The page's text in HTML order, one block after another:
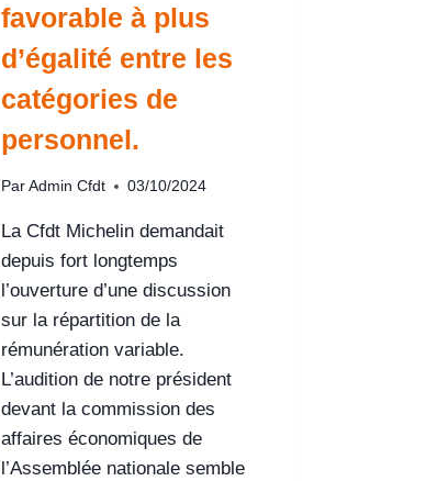
favorable à plus
d’égalité entre les
catégories de
personnel.
Par Admin Cfdt 03/10/2024
La Cfdt Michelin demandait
depuis fort longtemps
l’ouverture d’une discussion
sur la répartition de la
rémunération variable.
L’audition de notre président
devant la commission des
affaires économiques de
l’Assemblée nationale semble